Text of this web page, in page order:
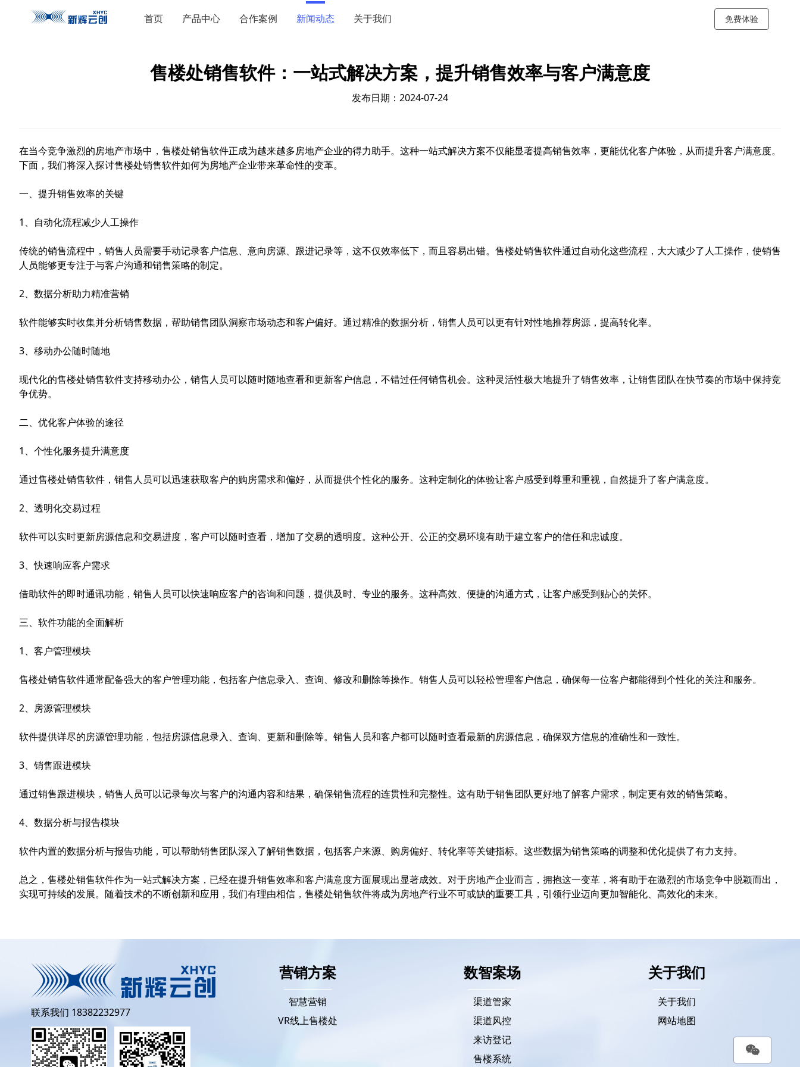
首页 产品中心 合作案例 新闻动态 关于我们 免费体验
售楼处销售软件：一站式解决方案，提升销售效率与客户满意度
发布日期：2024-07-24
在当今竞争激烈的房地产市场中，售楼处销售软件正成为越来越多房地产企业的得力助手。这种一站式解决方案不仅能显著提高销售效率，更能优化客户体验，从而提升客户满意度。
下面，我们将深入探讨售楼处销售软件如何为房地产企业带来革命性的变革。
一、提升销售效率的关键
1、自动化流程减少人工操作
传统的销售流程中，销售人员需要手动记录客户信息、意向房源、跟进记录等，这不仅效率低下，而且容易出错。售楼处销售软件通过自动化这些流程，大大减少了人工操作，使销售
人员能够更专注于与客户沟通和销售策略的制定。
2、数据分析助力精准营销
软件能够实时收集并分析销售数据，帮助销售团队洞察市场动态和客户偏好。通过精准的数据分析，销售人员可以更有针对性地推荐房源，提高转化率。
3、移动办公随时随地
现代化的售楼处销售软件支持移动办公，销售人员可以随时随地查看和更新客户信息，不错过任何销售机会。这种灵活性极大地提升了销售效率，让销售团队在快节奏的市场中保持竞
争优势。
二、优化客户体验的途径
1、个性化服务提升满意度
通过售楼处销售软件，销售人员可以迅速获取客户的购房需求和偏好，从而提供个性化的服务。这种定制化的体验让客户感受到尊重和重视，自然提升了客户满意度。
2、透明化交易过程
软件可以实时更新房源信息和交易进度，客户可以随时查看，增加了交易的透明度。这种公开、公正的交易环境有助于建立客户的信任和忠诚度。
3、快速响应客户需求
借助软件的即时通讯功能，销售人员可以快速响应客户的咨询和问题，提供及时、专业的服务。这种高效、便捷的沟通方式，让客户感受到贴心的关怀。
三、软件功能的全面解析
1、客户管理模块
售楼处销售软件通常配备强大的客户管理功能，包括客户信息录入、查询、修改和删除等操作。销售人员可以轻松管理客户信息，确保每一位客户都能得到个性化的关注和服务。
2、房源管理模块
软件提供详尽的房源管理功能，包括房源信息录入、查询、更新和删除等。销售人员和客户都可以随时查看最新的房源信息，确保双方信息的准确性和一致性。
3、销售跟进模块
通过销售跟进模块，销售人员可以记录每次与客户的沟通内容和结果，确保销售流程的连贯性和完整性。这有助于销售团队更好地了解客户需求，制定更有效的销售策略。
4、数据分析与报告模块
软件内置的数据分析与报告功能，可以帮助销售团队深入了解销售数据，包括客户来源、购房偏好、转化率等关键指标。这些数据为销售策略的调整和优化提供了有力支持。
总之，售楼处销售软件作为一站式解决方案，已经在提升销售效率和客户满意度方面展现出显著成效。对于房地产企业而言，拥抱这一变革，将有助于在激烈的市场竞争中脱颖而出，
实现可持续的发展。随着技术的不断创新和应用，我们有理由相信，售楼处销售软件将成为房地产行业不可或缺的重要工具，引领行业迈向更加智能化、高效化的未来。
联系我们 18382232977
营销方案
智慧营销
VR线上售楼处
数智案场
渠道管家
渠道风控
来访登记
售楼系统
关于我们
关于我们
网站地图